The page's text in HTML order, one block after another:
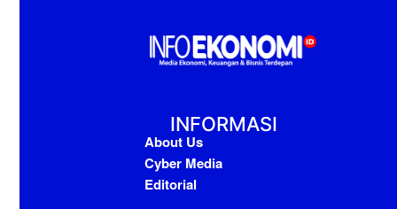
INFORMASI
About Us
Cyber Media
Editorial